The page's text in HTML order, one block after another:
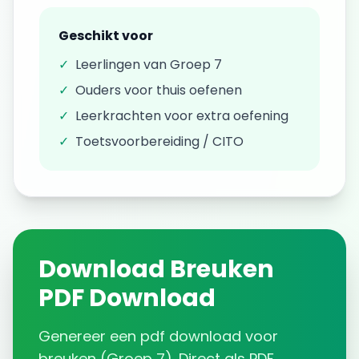
Geschikt voor
✓ Leerlingen vanGroep 7
✓ Ouders voor thuis oefenen
✓ Leerkrachten voor extra oefening
✓ Toetsvoorbereiding / CITO
Download Breuken
PDF Download
Genereer een pdf download voor